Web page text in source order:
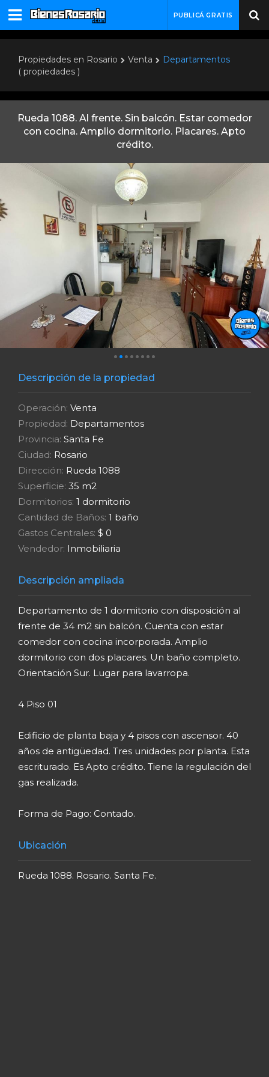
PUBLICÁ GRATIS
Propiedades en Rosario Venta
Departamentos
( propiedades )
Rueda 1088. Al frente. Sin balcón. Estar comedor
con cocina. Amplio dormitorio. Placares. Apto
crédito.
Descripción de la propiedad
Operación: Venta
Propiedad: Departamentos
Provincia: Santa Fe
Ciudad: Rosario
Dirección: Rueda 1088
Superficie: 35 m2
Dormitorios: 1 dormitorio
Cantidad de Baños: 1 baño
Gastos Centrales: $ 0
Vendedor: Inmobiliaria
Descripción ampliada
Departamento de 1 dormitorio con disposición al
frente de 34 m2 sin balcón. Cuenta con estar
comedor con cocina incorporada. Amplio
dormitorio con dos placares. Un baño completo.
Orientación Sur. Lugar para lavarropa.
4 Piso 01
Edificio de planta baja y 4 pisos con ascensor. 40
años de antigüedad. Tres unidades por planta. Esta
escriturado. Es Apto crédito. Tiene la regulación del
gas realizada.
Forma de Pago: Contado.
Ubicación
Rueda 1088. Rosario. Santa Fe.